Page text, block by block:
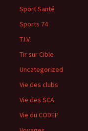
Sport Santé
Sports 74
T.I.V.
Tir sur Cible
Uncategorized
Vie des clubs
Vie des SCA
Vie du CODEP